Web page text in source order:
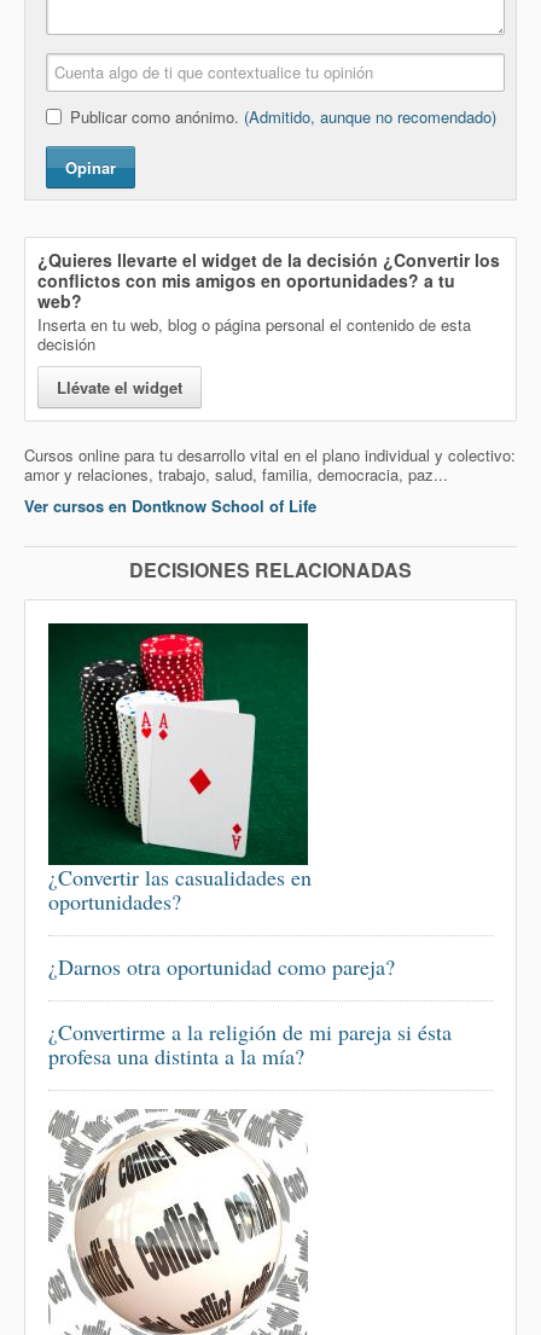
Publicar como anónimo. (Admitido, aunque no recomendado)
Opinar
¿Quieres llevarte el widget de la decisión ¿Convertir los
conflictos con mis amigos en oportunidades? a tu
web?
Inserta en tu web, blog o página personal el contenido de esta
decisión
Llévate el widget
Cursos online para tu desarrollo vital en el plano individual y colectivo:
amor y relaciones, trabajo, salud, familia, democracia, paz...
Ver cursos en Dontknow School of Life
DECISIONES RELACIONADAS
¿Convertir las casualidades en
oportunidades?
¿Darnos otra oportunidad como pareja?
¿Convertirme a la religión de mi pareja si ésta
profesa una distinta a la mía?